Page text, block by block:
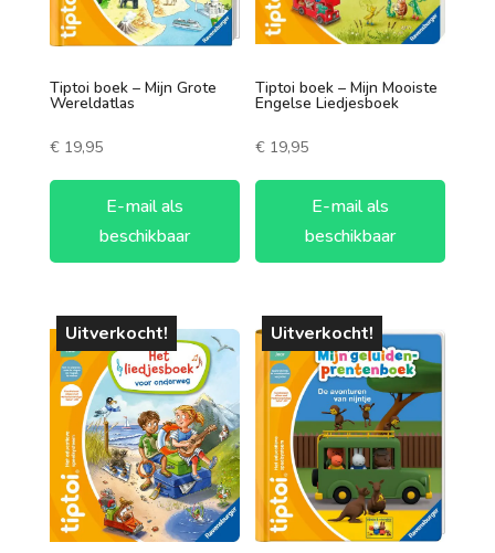
Tiptoi boek – Mijn Grote
Wereldatlas
€19,95
E-mail als
beschikbaar
Tiptoi boek – Mijn Mooiste
Engelse Liedjesboek
€ 19,95
E-mail als
beschikbaar
Uitverkocht! Uitverkocht!